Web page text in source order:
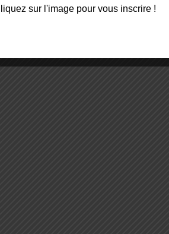
sur l'image pour vous inscrire !